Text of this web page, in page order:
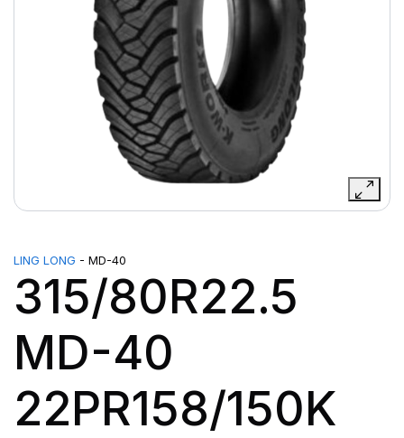
LING LONG - MD-40
315/80R22.5
MD-40
22PR158/150K